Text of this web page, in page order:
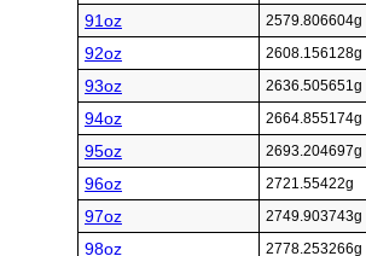
91oz 2579.806604g
92oz 2608.156128g
93oz 2636.505651g
94oz 2664.855174g
95oz 2693.204697g
96oz 2721.55422g
97oz 2749.903743g
98oz 2778.253266g